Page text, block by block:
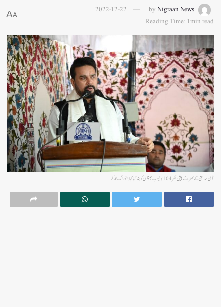
by Nigraan News
2022-12-22
Reading Time: 1min read
A
A
قومی سلامتی کے خطرہ کےپیش نظر 104یوٹیوب چینلوں کو بند کیا گیا:انو راگ ٹھاکر